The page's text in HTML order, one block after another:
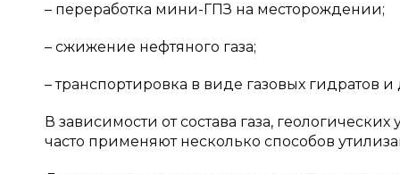
– переработка мини-ГПЗ на месторождении;
– сжижение нефтяного газа;
– транспортировка в виде газовых гидратов и
В зависимости от состава газа,
часто применяют несколько способов